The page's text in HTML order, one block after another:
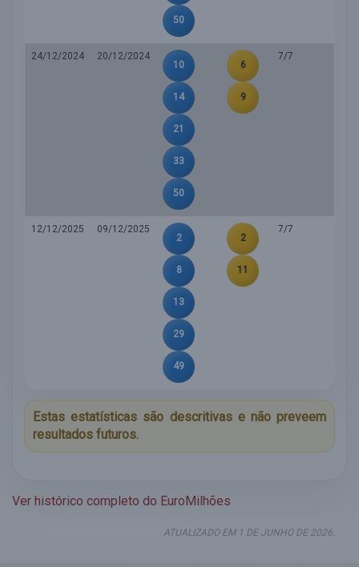
50
24/12/2024
20/12/2024
10
14
21
33
50
6
9
7/7
12/12/2025
09/12/2025
2
8
13
29
49
2
11
7/7
Estas estatísticas são descritivas e não preveem
resultados futuros.
Ver histórico completo do EuroMilhões
ATUALIZADO EM 1 DE JUNHO DE 2026.